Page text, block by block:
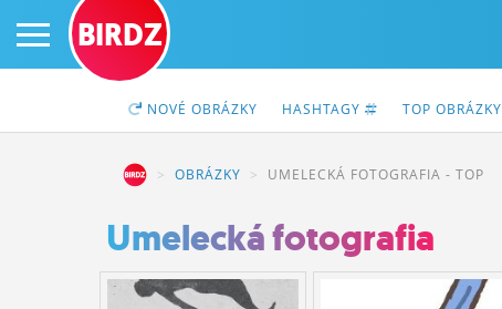
PRIHLÁS SA
ČINŽIAK
BIRDZ
NOVÉ OBRÁZKY HASHTAGY TOP OBRÁZKY
OBRÁZKY UMELECKÁ FOTOGRAFIA - TOP
Umelecká fotografia